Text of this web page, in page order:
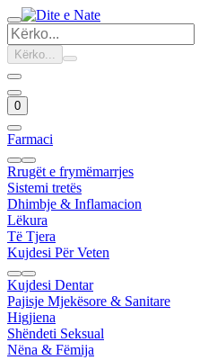
Kërko...
0
Farmaci
Rrugët e frymëmarrjes
Sistemi tretës
Dhimbje & Inflamacion
Lëkura
Të Tjera
Kujdesi Për Veten
Kujdesi Dentar
Pajisje Mjekësore & Sanitare
Higjiena
Shëndeti Seksual
Nëna & Fëmija